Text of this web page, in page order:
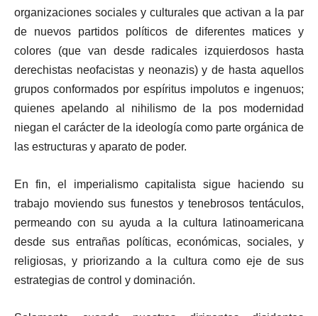
organizaciones sociales y culturales que activan a la par
de nuevos partidos políticos de diferentes matices y
colores (que van desde radicales izquierdosos hasta
derechistas neofacistas y neonazis) y de hasta aquellos
grupos conformados por espíritus impolutos e ingenuos;
quienes apelando al nihilismo de la pos modernidad
niegan el carácter de la ideología como parte orgánica de
las estructuras y aparato de poder.
En fin, el imperialismo capitalista sigue haciendo su
trabajo moviendo sus funestos y tenebrosos tentáculos,
permeando con su ayuda a la cultura latinoamericana
desde sus entrañas políticas, económicas, sociales, y
religiosas, y priorizando a la cultura como eje de sus
estrategias de control y dominación.